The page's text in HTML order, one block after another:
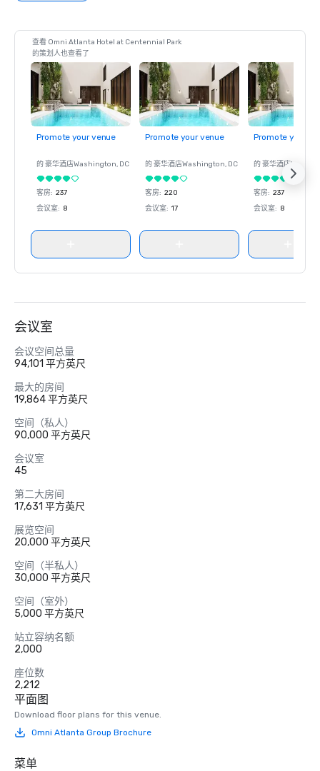
查看 Omni Atlanta Hotel at Centennial Park
的策划人也查看了
Promote your venue
的 豪华酒店Washington, DC
客房: 237
会议室: 8
Promote your venue
的 豪华酒店Washington, DC
客房: 220
会议室: 17
Promote your
的 豪华酒店
客房: 237
会议室: 8
会议室
会议空间总量
94,101 平方英尺
最大的房间
19,864 平方英尺
空间（私人）
90,000 平方英尺
会议室
45
第二大房间
17,631 平方英尺
展览空间
20,000 平方英尺
空间（半私人）
30,000 平方英尺
空间（室外）
5,000 平方英尺
站立容纳名额
2,000
座位数
2,212
平面图
Download floor plans for this venue.
Omni Atlanta Group Brochure
菜单